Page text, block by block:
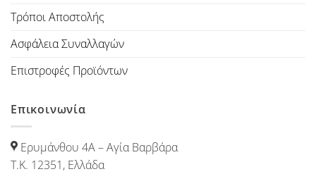
Τρόποι Αποστολής
Ασφάλεια Συναλλαγών
Επιστροφές Προϊόντων
Επικοινωνία
Ερυμάνθου 4Α – Αγία Βαρβάρα
Τ.Κ. 12351, Ελλάδα